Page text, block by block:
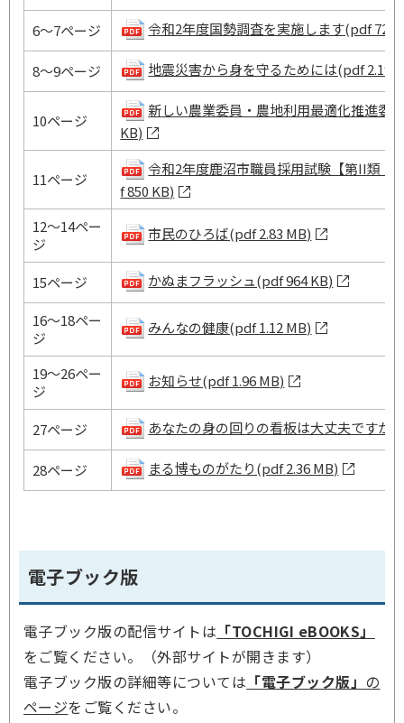
6～7ページ 令和2年度国勢調査を実施します(pdf 728
8～9ページ 地震災害から身を守るためには(pdf 2.19
10ページ
新しい農業委員・農地利用最適化推進委
KB)
11ページ
令和2年度鹿沼市職員採用試験【第II類・
f 850 KB)
12～14ペー
ジ
市民のひろば(pdf 2.83 MB)
15ページ かぬまフラッシュ(pdf 964 KB)
16～18ペー
ジ
みんなの健康(pdf 1.12 MB)
19～26ペー
ジ
お知らせ(pdf 1.96 MB)
27ページ あなたの身の回りの看板は大丈夫ですか
28ページ まる博ものがたり(pdf 2.36 MB)
電子ブック版
電子ブック版の配信サイトは 「TOCHIGI eBOOKS」
をご覧ください。（外部サイトが開きます）
電子ブック版の詳細等については 「電子ブック版」 の
ページをご覧ください。